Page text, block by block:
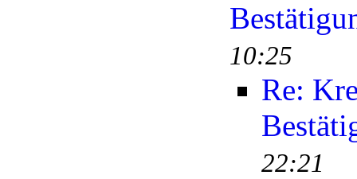
10:25
Re:
22:21